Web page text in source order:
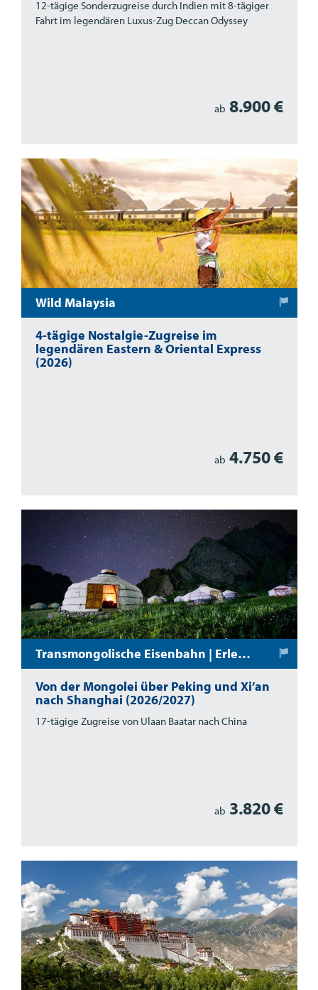
12-tägige Sonderzugreise durch Indien mit 8-tägiger
Fahrt im legendären Luxus-Zug Deccan Odyssey
ab 8.900 €
Wild Malaysia
4-tägige Nostalgie-Zugreise im
legendären Eastern & Oriental Express
(2026)
ab 4.750 €
Transmongolische Eisenbahn | Erlebnisreise per Bahn
Von der Mongolei über Peking und Xi’an
nach Shanghai (2026/2027)
17-tägige Zugreise von Ulaan Baatar nach China
ab 3.820 €